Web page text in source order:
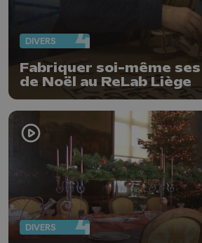
DIVERS
Fabriquer soi-même
de Noël au ReLab Liège
DIVERS